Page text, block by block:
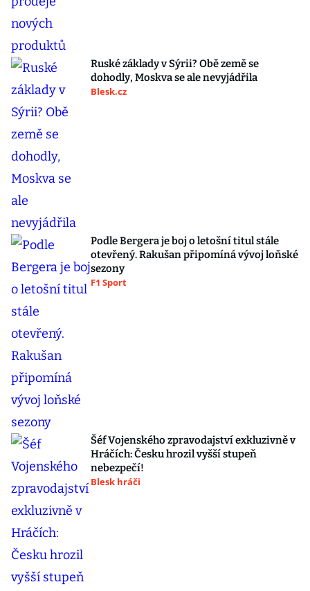
Ruské základy v Sýrii? Obě země se
dohodly, Moskva se ale nevyjádřila
Blesk.cz
Podle Bergera je boj o letošní titul stále
otevřený. Rakušan připomíná vývoj loňské
sezony
F1 Sport
Šéf Vojenského zpravodajství exkluzivně v
Hráčích: Česku hrozil vyšší stupeň
nebezpečí!
Blesk hráči